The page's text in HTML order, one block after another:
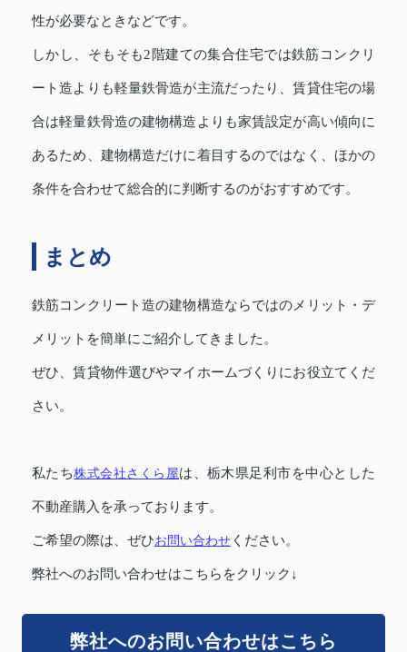
性が必要なときなどです。
しかし、そもそも2階建ての集合住宅では鉄筋コンクリ
ート造よりも軽量鉄骨造が主流だったり、賃貸住宅の場
合は軽量鉄骨造の建物構造よりも家賃設定が高い傾向に
あるため、建物構造だけに着目するのではなく、ほかの
条件を合わせて総合的に判断するのがおすすめです。
まとめ
鉄筋コンクリート造の建物構造ならではのメリット・デ
メリットを簡単にご紹介してきました。
ぜひ、賃貸物件選びやマイホームづくりにお役立てくだ
さい。
私たち株式会社さくら屋は、栃木県足利市を中心とした
不動産購入を承っております。
ご希望の際は、ぜひお問い合わせ ください。
弊社へのお問い合わせはこちらをクリック↓
弊社へのお問い合わせはこちら